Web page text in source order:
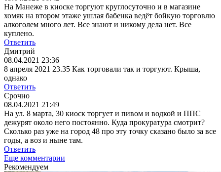
На Манеже в киоске торгуют круглосуточно и в магазине
хомяк на втором этаже ушлая бабенка ведёт бойкую торговлю
алкоголем много лет. Все знают и никому дела нет. Все
куплено.
Ответить
Дмитрий
08.04.2021 23:36
8 апреля 2021 23.35 Как торговали так и торгуют. Крыша,
однако
Ответить
Срочно
08.04.2021 21:49
На ул. 8 марта, 30 киоск торгует и пивом и водкой и ППС
дежурят около него постоянно. Куда прокуратура смотрит?
Сколько раз уже на город 48 про эту точку сказано было за все
годы, а воз и ныне там.
Ответить
Еще комментарии
Рекомендуем